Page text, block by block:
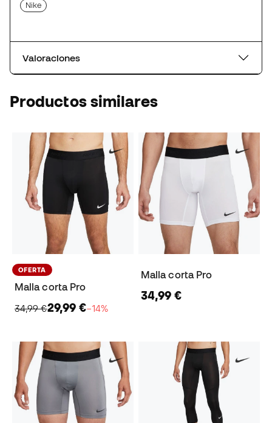
Nike
Valoraciones
Productos similares
OFERTA
Malla corta Pro
34,99 €29,99 €−14%
Malla corta Pro
34,99 €